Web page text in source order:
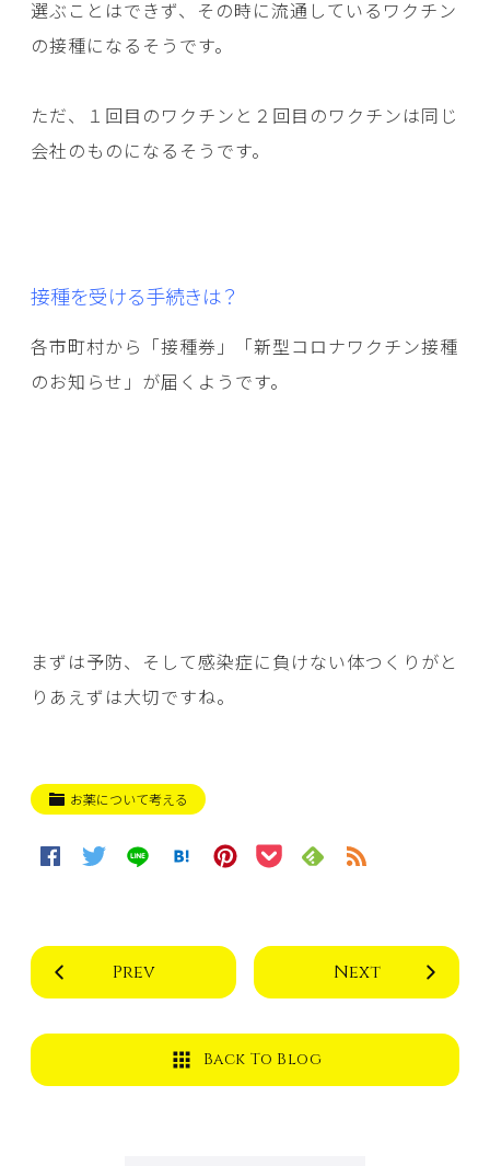
選ぶことはできず、その時に流通しているワクチン
の接種になるそうです。
ただ、１回目のワクチンと２回目のワクチンは同じ
会社のものになるそうです。
接種を受ける手続きは？
各市町村から「接種券」「新型コロナワクチン接種
のお知らせ」が届くようです。
まずは予防、そして感染症に負けない体つくりがと
りあえずは大切ですね。
お薬について考える
Prev Next
Back To Blog